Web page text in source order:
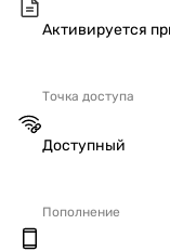
Активируется
Точка доступа
Доступный
Пополнение